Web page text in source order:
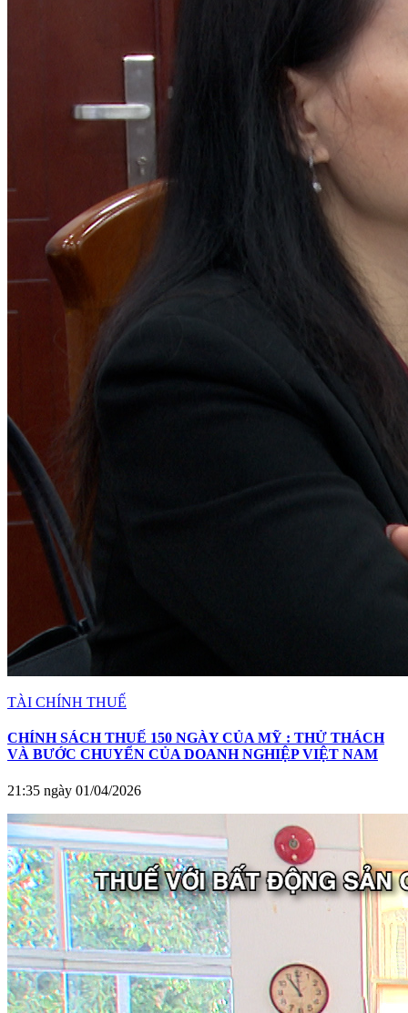
TÀI CHÍNH THUẾ
CHÍNH SÁCH THUẾ 150 NGÀY CỦA MỸ : THỬ THÁCH
VÀ BƯỚC CHUYỂN CỦA DOANH NGHIỆP VIỆT NAM
21:35 ngày 01/04/2026